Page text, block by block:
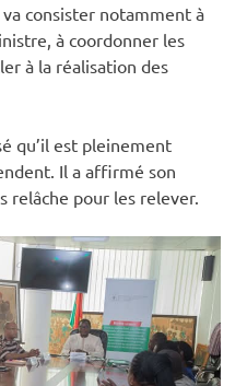
consister notamment à
à coordonner les
à la réalisation des
qu’il est pleinement
Il a affirmé son
relâche pour les relever.